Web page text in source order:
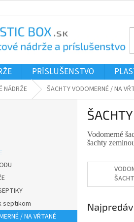
PRÍSLUŠENSTVO
NÁDRŽE ŠACHTY VODOMERNÉ / NA
septikom
/ NA VŔTANÉ
Vodomerné
šachty